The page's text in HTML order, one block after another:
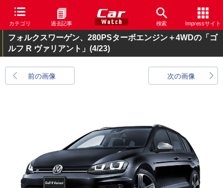
カテゴリ 過去記事 検索 Impressサイト
フォルクスワーゲン、280PSターボエンジン＋4WDの「ゴ
ルフ R ヴァリアント」 (4/23)
前の画像 次の画像